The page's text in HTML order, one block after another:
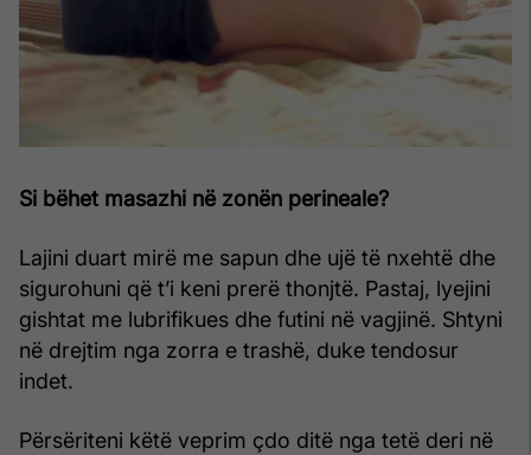
Si bëhet masazhi në zonën perineale?
Lajini duart mirë me sapun dhe ujë të nxehtë dhe
sigurohuni që t’i keni prerë thonjtë. Pastaj, lyejini
gishtat me lubrifikues dhe futini në vagjinë. Shtyni
në drejtim nga zorra e trashë, duke tendosur
indet.
Përsëriteni këtë veprim çdo ditë nga tetë deri në